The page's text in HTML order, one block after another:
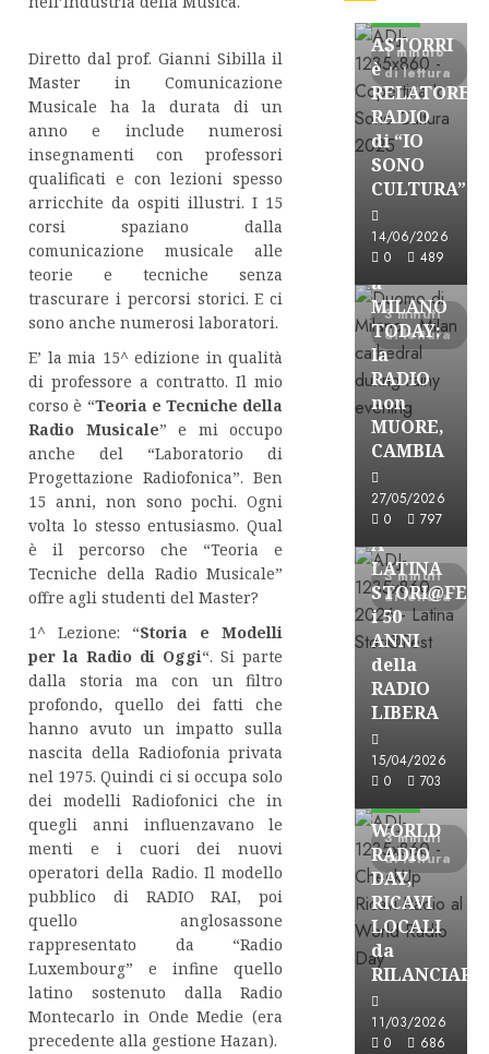
Diretto dal prof. Gianni Sibilla il
Master in Comunicazione
Musicale ha la durata di un
anno e include numerosi
insegnamenti con professori
qualificati e con lezioni spesso
arricchite da ospiti illustri. I 15
corsi spaziano dalla
comunicazione musicale alle
teorie e tecniche senza
trascurare i percorsi storici. E ci
sono anche numerosi laboratori.
E’ la mia 15^ edizione in qualità
di professore a contratto. Il mio
corso è “Teoria e Tecniche della
Radio Musicale” e mi occupo
anche del “Laboratorio di
Progettazione Radiofonica”. Ben
15 anni, non sono pochi. Ogni
volta lo stesso entusiasmo. Qual
è il percorso che “Teoria e
Tecniche della Radio Musicale”
offre agli studenti del Master?
1^ Lezione: “Storia e Modelli
per la Radio di Oggi“. Si parte
dalla storia ma con un filtro
profondo, quello dei fatti che
hanno avuto un impatto sulla
nascita della Radiofonia privata
nel 1975. Quindi ci si occupa solo
dei modelli Radiofonici che in
quegli anni influenzavano le
menti e i cuori dei nuovi
operatori della Radio. Il modello
pubblico di RADIO RAI, poi
quello anglosassone
rappresentato da “Radio
Luxembourg” e infine quello
latino sostenuto dalla Radio
Montecarlo in Onde Medie (era
precedente alla gestione Hazan).
1 minuto
di lettura
ASTORRI
è
RELATORE
RADIO
di “IO
SONO
CULTURA”
14/06/2026
0
489
3 minuti
di lettura
FREE
ASTORRI
a
MILANO
TODAY:
la
RADIO
non
MUORE,
CAMBIA
27/05/2026
0
797
3 minuti
di lettura
Astorri News
FREE
A
LATINA
i 50
ANNI
della
RADIO
LIBERA
15/04/2026
0
703
3 minuti
di lettura
Astorri News
WORLD
RADIO
DAY,
RICAVI
LOCALI
da
RILANCIARE
11/03/2026
0
686
Astorri News
FREE